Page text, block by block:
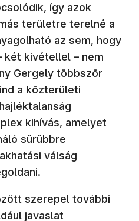
így azok
területre terelné a
az sem, hogy
két kivétellel – nem
Gergely többször
a közterületi
kihívás, amelyet
sűrűbbre
válság
szerepel további
javaslat